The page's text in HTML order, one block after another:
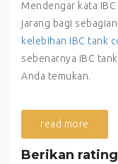
Mendengar kata
jarang bagi
kelebihan IBC tank
sebenarnya IBC
Anda temukan.
read more
Berikan rating